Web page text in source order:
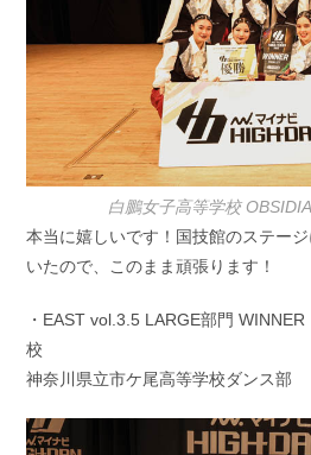
白鵬女子高等学校
本当に嬉しいです！国技館のステー
いたので、このまま頑張ります！
・EAST vol.3.5 LARGE部門
校
神奈川県立市ケ尾高等学校ダンス部